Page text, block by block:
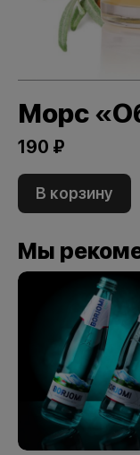
Морс
190 ₽
В корзину
Мы